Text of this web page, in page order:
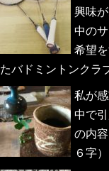
興味
中の
希望
たバドミントンクラ
私が
中で
の内
６字）